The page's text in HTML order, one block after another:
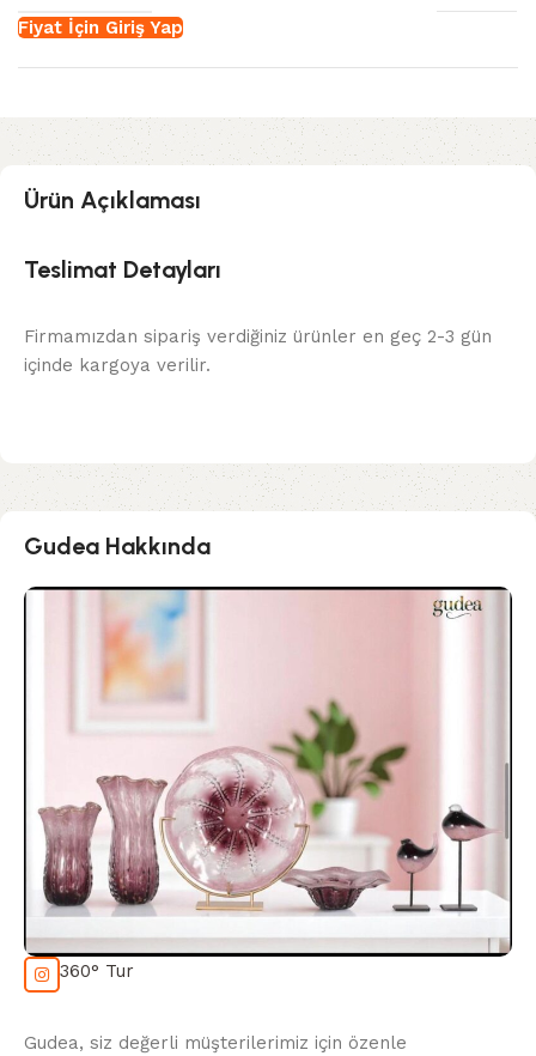
Fiyat İçin Giriş Yap
Ürün Açıklaması
Teslimat Detayları
Firmamızdan sipariş verdiğiniz ürünler en geç 2-3 gün
içinde kargoya verilir.
Gudea Hakkında
360° Tur
Gudea, siz değerli müşterilerimiz için özenle